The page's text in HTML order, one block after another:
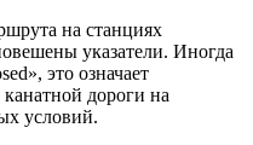
на станциях
указатели. Иногда
это означает
дороги на
условий.